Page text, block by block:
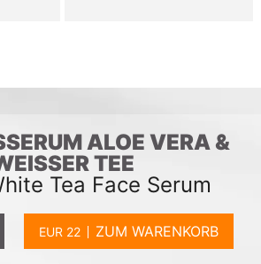
ALOE VERA &
TEE
Tea Face Serum
ZUM WARENKORB